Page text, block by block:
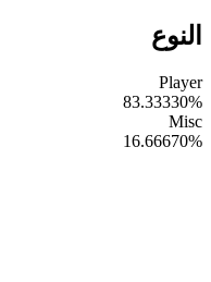
النوع
Player
83.33330%
Misc
16.66670%